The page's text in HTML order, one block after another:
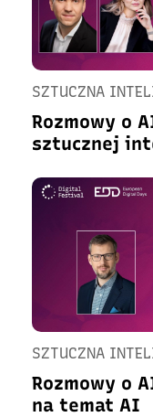
SZTUCZNA
Rozmowy o
sztucznej
SZTUCZNA
Rozmowy o
na temat AI